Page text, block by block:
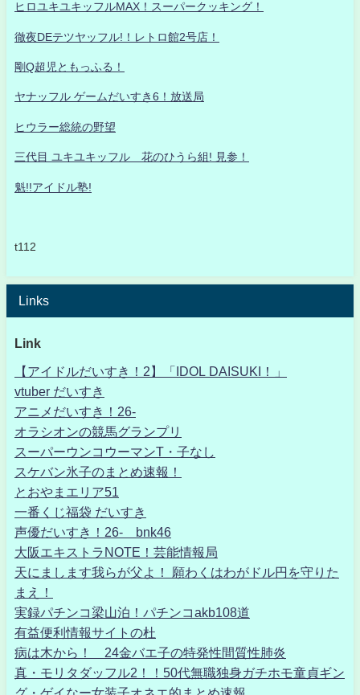
ヒロユキユキッフルMAX！スーパークッキング！
徹夜DEテツヤッフル!！レトロ館2号店！
剛Q超児ともっふる！
ヤナッフル ゲームだいすき6！放送局
ヒウラー総統の野望
三代目 ユキユキッフル 花のひうら組! 見参！
魁!!アイドル塾!
t112
Links
Link
【アイドルだいすき！2】「IDOL DAISUKI！」
vtuber だいすき
アニメだいすき！26-
オラシオンの競馬グランプリ
スーパーウンコウーマンT・子なし
スケバン氷子のまとめ速報！
とおやまエリア51
一番くじ福袋 だいすき
声優だいすき！26- bnk46
大阪エキストラNOTE！芸能情報局
天にまします我らが父よ！ 願わくはわがドル円を守りた
まえ！
実録パチンコ梁山泊！パチンコakb108道
有益便利情報サイトの杜
病は木から！ 24金バエ子の特発性間質性肺炎
真・モリタダッフル2！！50代無職独身ガチホモ童貞ギン